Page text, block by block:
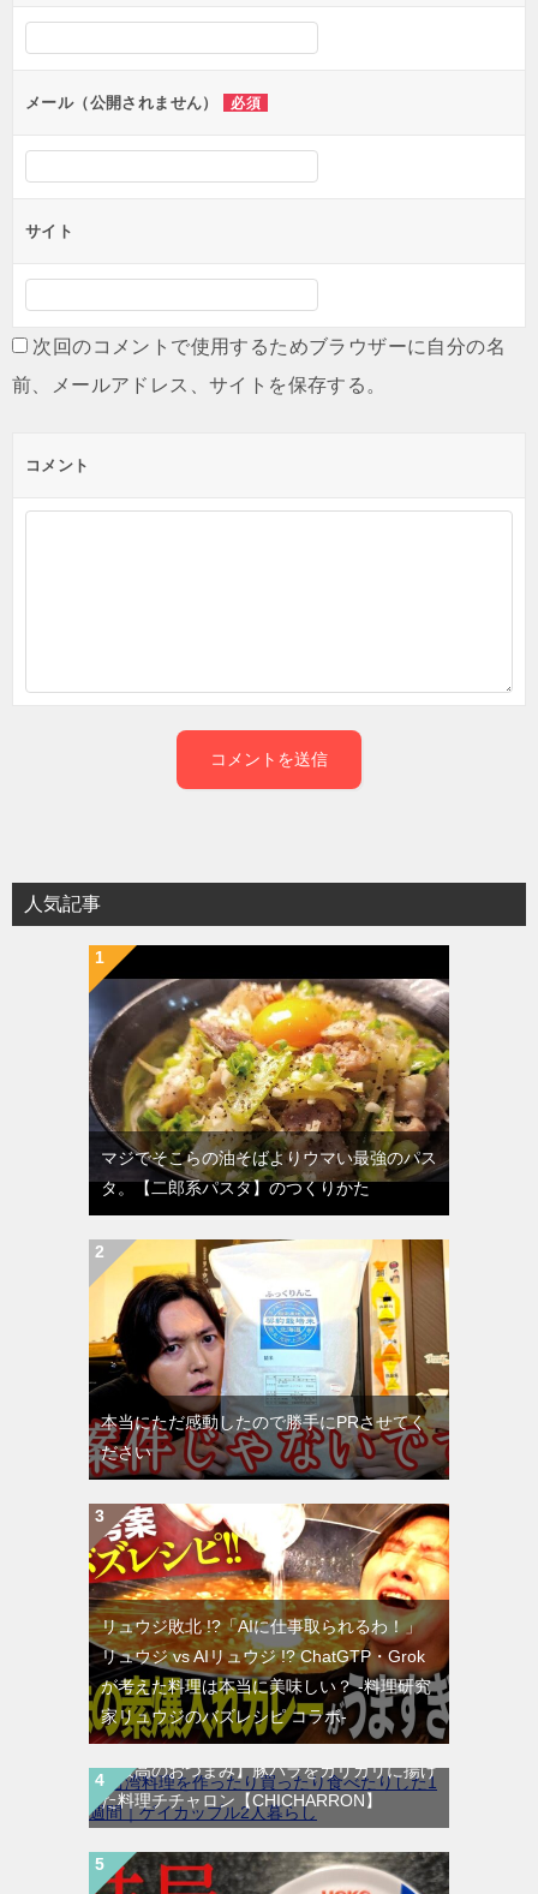
シ
ョ
ンメール（公開されません） 必須
サイト
次回のコメントで使用するためブラウザーに自分の名
前、メールアドレス、サイトを保存する。
コメント
人気記事
マジでそこらの油そばよりウマい最強のパス
タ。【二郎系パスタ】のつくりかた
本当にただ感動したので勝手にPRさせてく
ださい
リュウジ敗北 !?「AIに仕事取られるわ！」
リュウジ vs AIリュウジ !? ChatGTP・Grok
が考えた料理は本当に美味しい？ -料理研究
家リュウジのバズレシピ コラボ-
【最高のおつまみ】豚バラをカリカリに揚げ
た料理チチャロン【CHICHARRON】